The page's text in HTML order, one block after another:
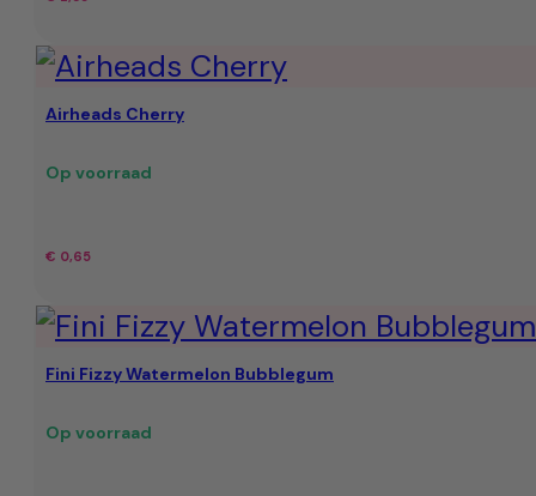
Airheads Cherry
Op voorraad
€ 0,65
Fini Fizzy Watermelon Bubblegum
Op voorraad